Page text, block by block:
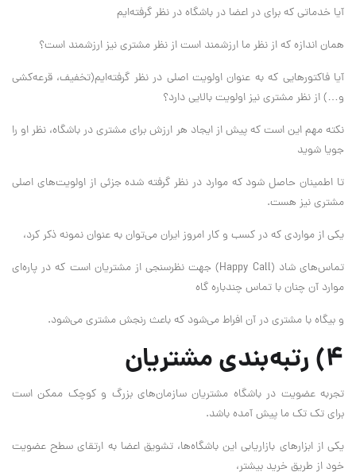
آیا خدماتی که برای در اعضا در باشگاه در نظر گرفته‌ایم
همان اندازه که از نظر ما ارزشمند است از نظر مشتری نیز ارزشمند است؟ ‌
آیا فاکتورهایی که به عنوان اولویت اصلی در نظر گرفته‌ایم(تخفیف، قرعه‌کشی
و‌…) از نظر مشتری نیز اولویت بالایی دارد؟
نکته مهم ‌این است که پیش از ‌ایجاد هر ارزش برای مشتری در باشگاه، نظر او را
جویا شوید
تا اطمینان حاصل شود که موارد در نظر گرفته شده جزئی از اولویت‌های اصلی
مشتری نیز هست.
یکی از مواردی که در کسب و کار امروز ‌ایران می‌‌توان به عنوان نمونه ذکر کرد،
تماس‌های شاد (Happy Call) جهت نظرسنجی از مشتریان است که در پاره‌ای
موارد آن چنان با تماس چندباره گاه
و بیگاه با مشتری در آن افراط می‌‌شود که باعث رنجش مشتری می‌شود.
۴) رتبه‌بندی مشتریان
تجربه عضویت در باشگاه مشتریان سازمان‌های بزرگ و کوچک ممکن است
برای تک تک ما پیش آمده باشد.
یکی از ابزارهای بازاریابی ‌این باشگاه‌ها، تشویق اعضا به ارتقای سطح عضویت
خود از طریق خرید بیشتر،